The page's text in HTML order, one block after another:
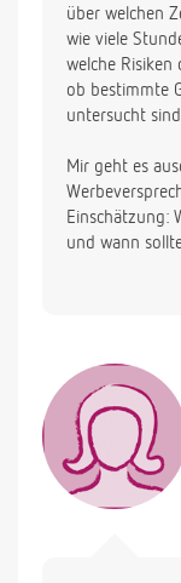
über welchen
wie viele
welche
ob bestimmte
untersucht sind
Mir geht es
Einschätzung:
und wann